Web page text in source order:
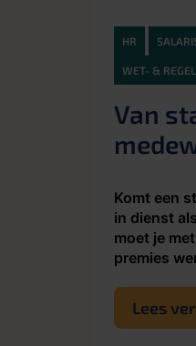
HR
WET- &
Van
Komt een
in dienst
moet je
premies
Lees